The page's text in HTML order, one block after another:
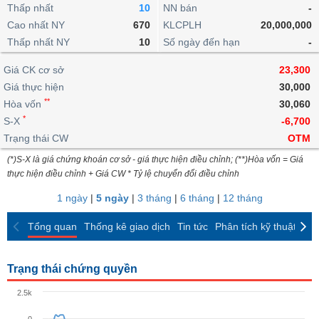
lỗ
dịch
nội
Niên
giám
Tài
liệu
cổ
Định
giá
ngoài
doanh
Top
cổ
phiếu
ngành
giao
dịch
dịch
Chứng
quyền
quan
Thống
giao
dịch
Thống
giao
dịch
Tin
tức
Phân
tích
kỹ
thuật
trực
tuyến
Bộ
lọc
cổ
So
sánh
Báo
cáo
Vĩ
mô
lai
Chứng
quyền
Trái
phiếu
IR
Awards
tạo
Dịch
vụ
Thấp nhất
10
Cao nhất NY
670
Thấp nhất NY
10
NN bán
-
KLCPLH
20,000,000
Số ngày đến hạn
-
Giá CK cơ sở
23,300
Giá thực hiện
30,000
Hòa vốn **
30,060
S-X *
-6,700
Trạng thái CW
OTM
(*)S-X là giá chứng khoán cơ sở - giá thực hiện điều chỉnh; (**)Hòa vốn = Giá
thực hiện điều chỉnh + Giá CW * Tỷ lệ chuyển đổi điều chỉnh
1 ngày| 5 ngày| 3 tháng | 6 tháng | 12 tháng
Tổng quan Thống kê giao dịch Tin tức Phân tích kỹ thuật
Trạng thái chứng quyền
2.5k
BẤT
ĐỘNG
SẢN
TÀI
CHÍNH
HÀNG
KINH
GIỚI